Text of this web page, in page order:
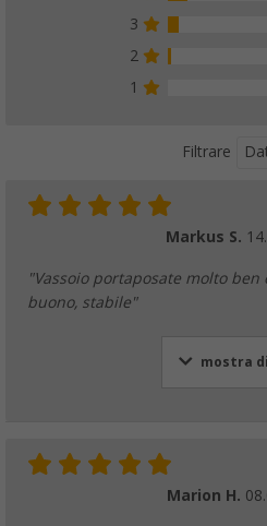
3
2
1
Filtrare
Markus S.
"Vassoio portaposate molto ben
buono, stabile"
mostra
Marion H.